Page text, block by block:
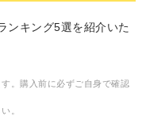
ンキング5選を紹介いた
。購入前に必ずご自身で確認
。